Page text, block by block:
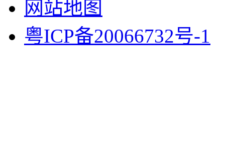
网站地图
粤ICP备20066732号-1